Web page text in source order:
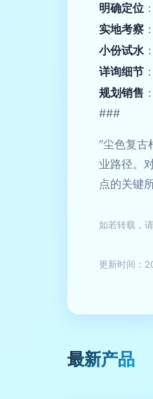
明确定位
实地考察
小份试水
详询细节
规划销售
###
“尘色复
业路径。
点的关键
如若转载，
更新时间：
最新产品